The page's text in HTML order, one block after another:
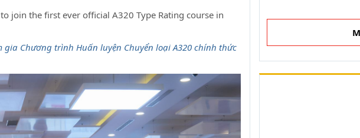
join the first ever official A320 Type Rating course in
Chương trình Huấn luyện Chuyển loại A320 chính thức